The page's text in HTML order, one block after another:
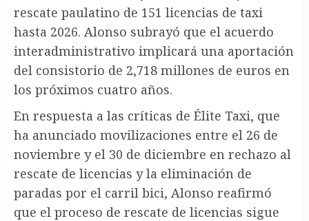
rescate paulatino de 151 licencias de taxi
hasta 2026. Alonso subrayó que el acuerdo
interadministrativo implicará una aportación
del consistorio de 2,718 millones de euros en
los próximos cuatro años.
En respuesta a las críticas de Élite Taxi, que
ha anunciado movilizaciones entre el 26 de
noviembre y el 30 de diciembre en rechazo al
rescate de licencias y la eliminación de
paradas por el carril bici, Alonso reafirmó
que el proceso de rescate de licencias sigue